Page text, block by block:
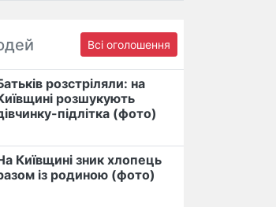
Всі оголошення
розстріляли: на
розшукують
підлітка (фото)
Київщині зник хлопець
із родиною (фото)